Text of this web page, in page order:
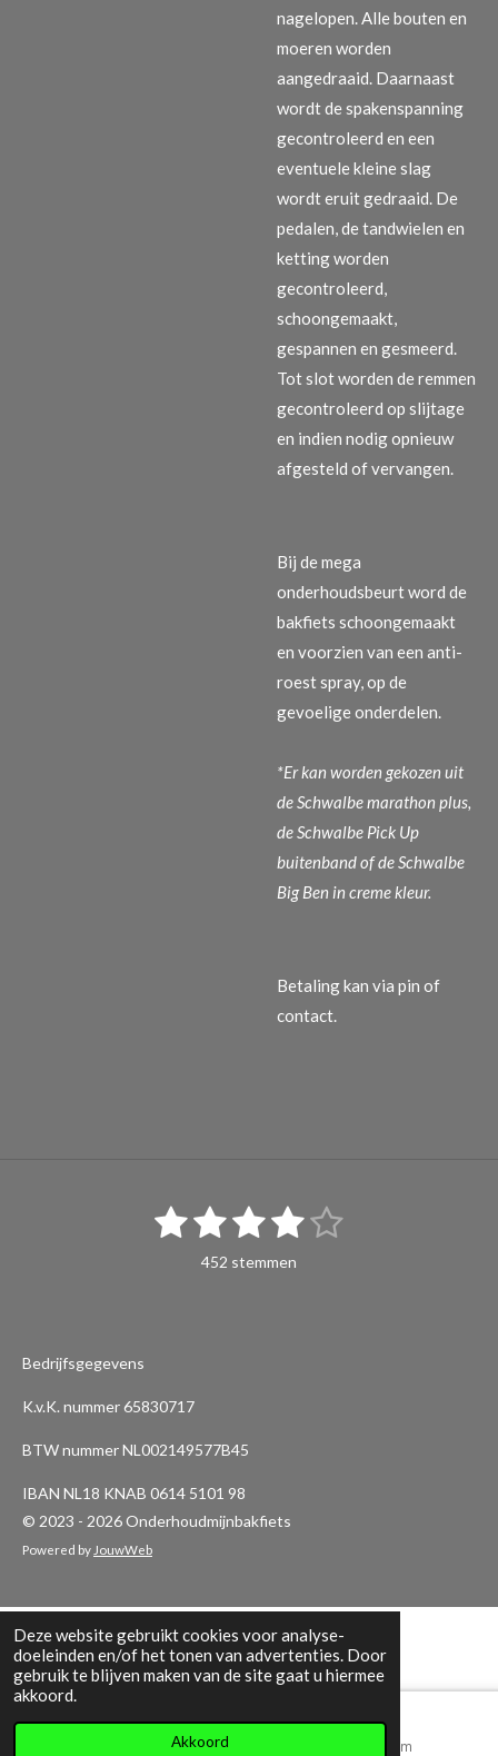
Deze website gebruikt cookies voor analyse-
doeleinden en/of het tonen van advertenties. Door
gebruik te blijven maken van de site gaat u hiermee
akkoord.
Akkoord
nagelopen. Alle bouten en
moeren worden
aangedraaid. Daarnaast
wordt de spakenspanning
gecontroleerd en een
eventuele kleine slag
wordt eruit gedraaid. De
pedalen, de tandwielen en
ketting worden
gecontroleerd,
schoongemaakt,
gespannen en gesmeerd.
Tot slot worden de remmen
gecontroleerd op slijtage
en indien nodig opnieuw
afgesteld of vervangen.
Bij de mega
onderhoudsbeurt word de
bakfiets schoongemaakt
en voorzien van een anti-
roest spray, op de
gevoelige onderdelen.
*Er kan worden gekozen uit
de Schwalbe marathon plus,
de Schwalbe Pick Up
buitenband of de Schwalbe
Big Ben in creme kleur.
Betaling kan via pin of
contact.
g
3
5
3
5
9
8
2
3
0
1 2
s
r
e
n
3
s
e
n
4
s
5
452 stemmen
Bedrijfsgegevens
K.v.K. nummer 65830717
BTW nummer NL002149577B45
IBAN NL18 KNAB 0614 5101 98
© 2023 - 2026 Onderhoudmijnbakfiets
Powered by JouwWeb
E-mailadres Instagram